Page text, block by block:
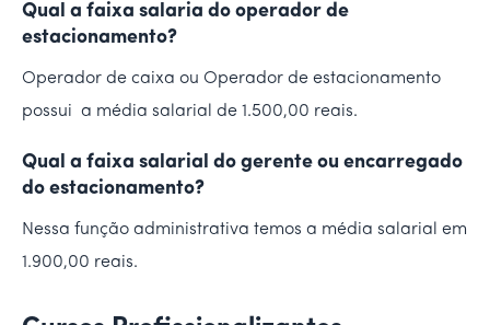
Qual a faixa salaria do operador de
estacionamento?
Operador de caixa ou Operador de estacionamento
possui a média salarial de 1.500,00 reais.
Qual a faixa salarial do gerente ou encarregado
do estacionamento?
Nessa função administrativa temos a média salarial em
1.900,00 reais.